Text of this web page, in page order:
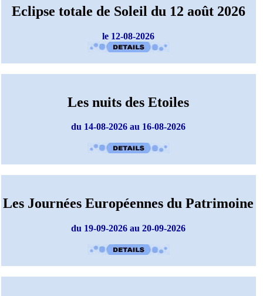
Eclipse totale de Soleil du 12 août 2026
le 12-08-2026
Les nuits des Etoiles
du 14-08-2026 au 16-08-2026
Les Journées Européennes du Patrimoine
du 19-09-2026 au 20-09-2026